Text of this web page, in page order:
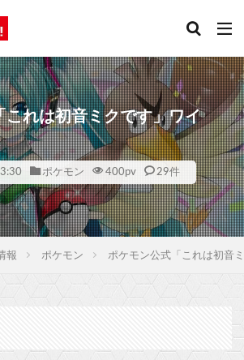
これは初音ミクです」ワイ
ポケモン 400pv 29件
報 ポケモン ポケモン公式「これは初音